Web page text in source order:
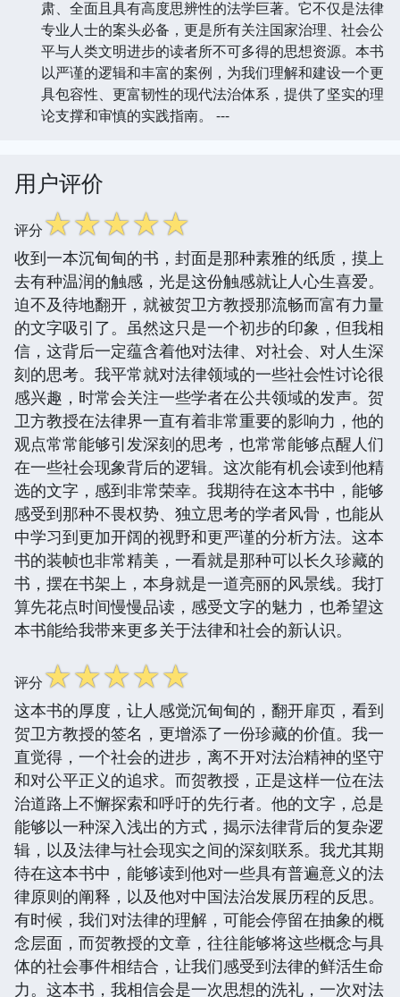
肃、全面且具有高度思辨性的法学巨著。它不仅是法律
专业人士的案头必备，更是所有关注国家治理、社会公
平与人类文明进步的读者所不可多得的思想资源。本书
以严谨的逻辑和丰富的案例，为我们理解和建设一个更
具包容性、更富韧性的现代法治体系，提供了坚实的理
论支撑和审慎的实践指南。 ---
用户评价
评分☆☆☆☆☆
收到一本沉甸甸的书，封面是那种素雅的纸质，摸上
去有种温润的触感，光是这份触感就让人心生喜爱。
迫不及待地翻开，就被贺卫方教授那流畅而富有力量
的文字吸引了。虽然这只是一个初步的印象，但我相
信，这背后一定蕴含着他对法律、对社会、对人生深
刻的思考。我平常就对法律领域的一些社会性讨论很
感兴趣，时常会关注一些学者在公共领域的发声。贺
卫方教授在法律界一直有着非常重要的影响力，他的
观点常常能够引发深刻的思考，也常常能够点醒人们
在一些社会现象背后的逻辑。这次能有机会读到他精
选的文字，感到非常荣幸。我期待在这本书中，能够
感受到那种不畏权势、独立思考的学者风骨，也能从
中学习到更加开阔的视野和更严谨的分析方法。这本
书的装帧也非常精美，一看就是那种可以长久珍藏的
书，摆在书架上，本身就是一道亮丽的风景线。我打
算先花点时间慢慢品读，感受文字的魅力，也希望这
本书能给我带来更多关于法律和社会的新认识。
评分☆☆☆☆☆
这本书的厚度，让人感觉沉甸甸的，翻开扉页，看到
贺卫方教授的签名，更增添了一份珍藏的价值。我一
直觉得，一个社会的进步，离不开对法治精神的坚守
和对公平正义的追求。而贺教授，正是这样一位在法
治道路上不懈探索和呼吁的先行者。他的文字，总是
能够以一种深入浅出的方式，揭示法律背后的复杂逻
辑，以及法律与社会现实之间的深刻联系。我尤其期
待在这本书中，能够读到他对一些具有普遍意义的法
律原则的阐释，以及他对中国法治发展历程的反思。
有时候，我们对法律的理解，可能会停留在抽象的概
念层面，而贺教授的文章，往往能够将这些概念与具
体的社会事件相结合，让我们感受到法律的鲜活生命
力。这本书，我相信会是一次思想的洗礼，一次对法